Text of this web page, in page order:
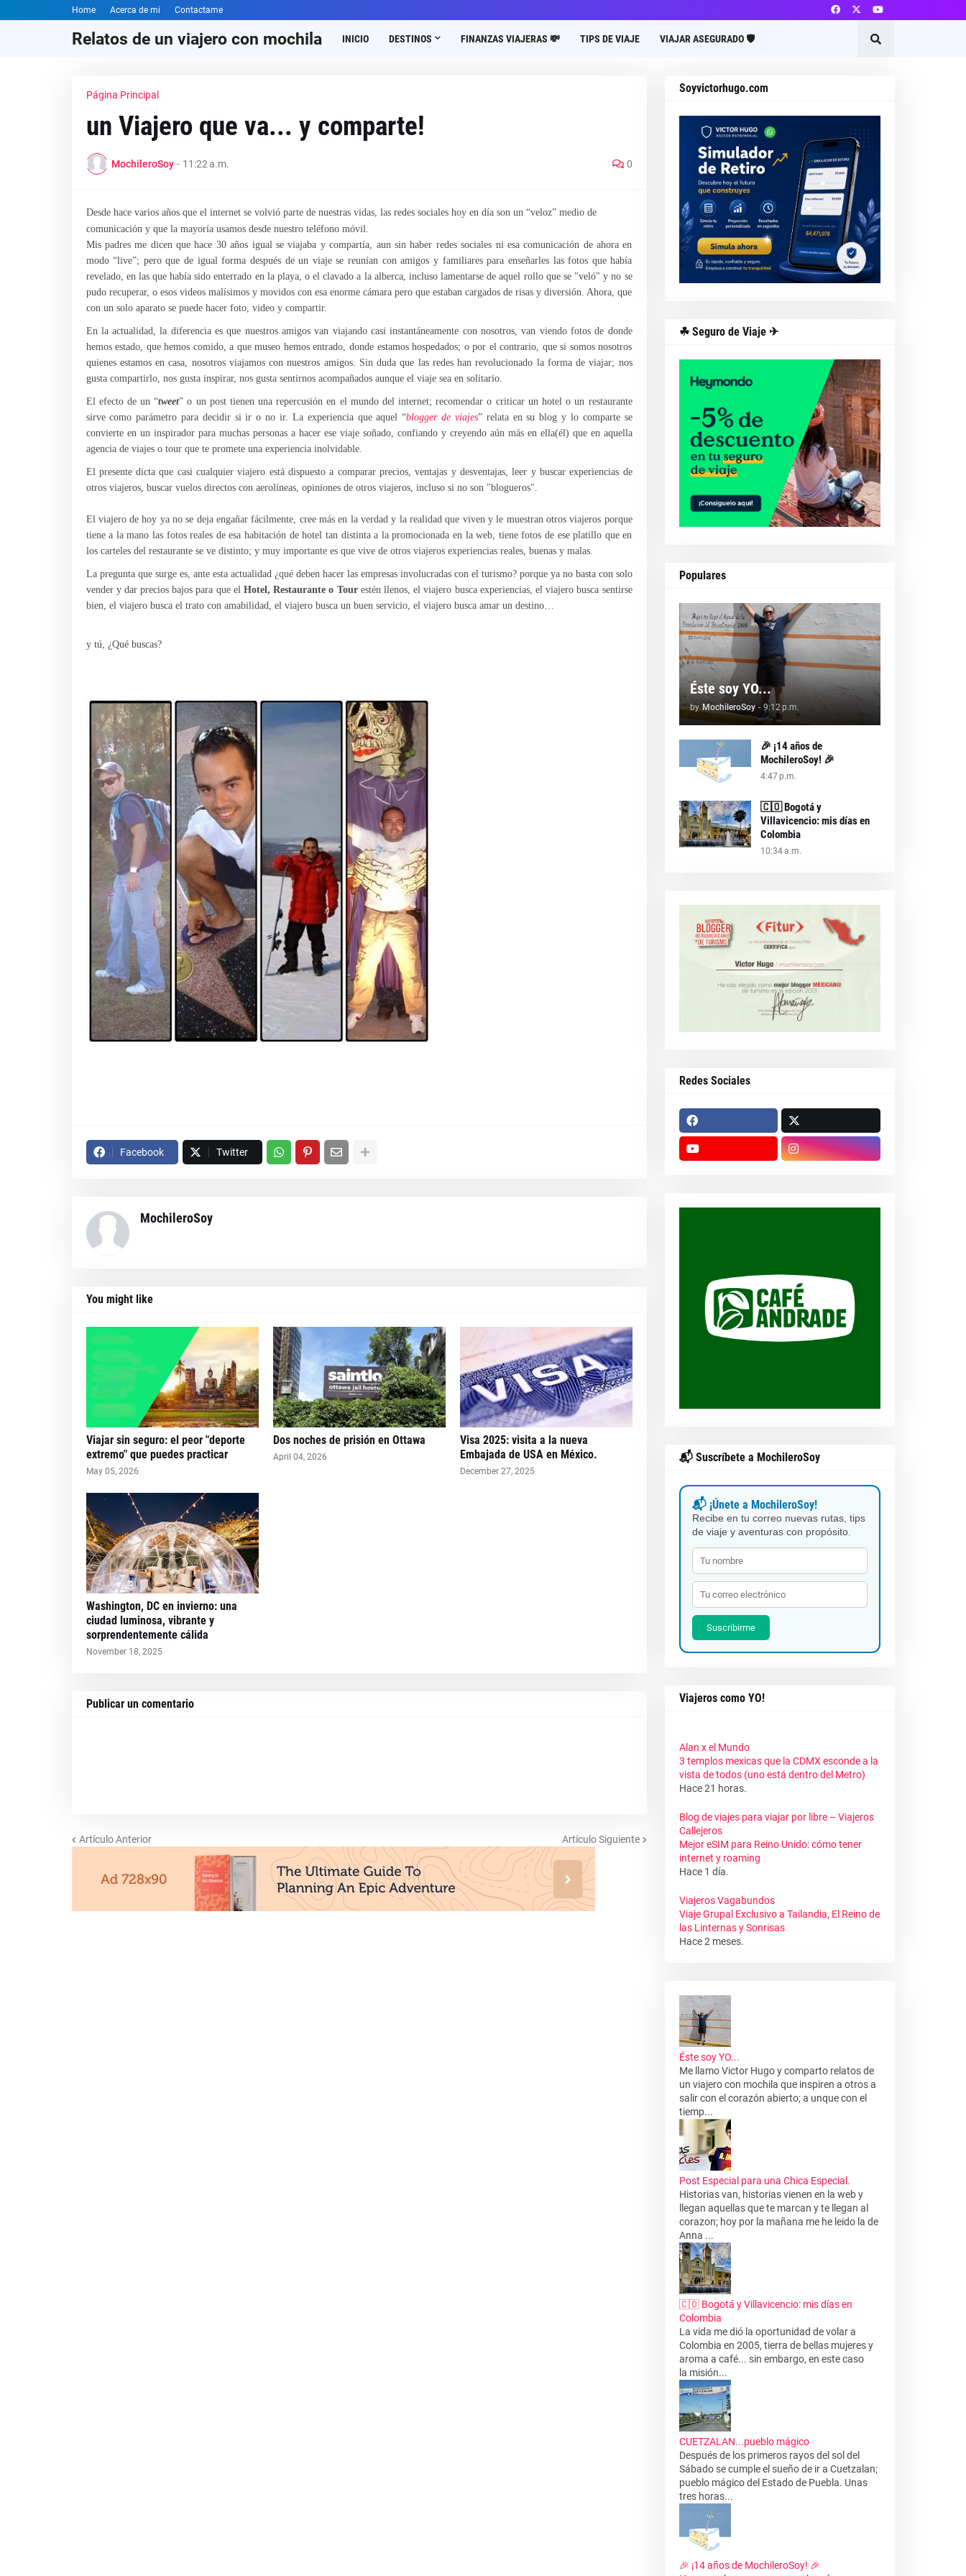
Home Acerca de mi Contactame
Relatos de un viajero con mochila INICIO DESTINOS FINANZAS VIAJERAS 💸 TIPS DE VIAJE VIAJAR ASEGURADO 🛡️
Página Principal
un Viajero que va... y comparte!
MochileroSoy - 11:22 a.m. 0
Desde hace varios años que el internet se volvió parte de nuestras vidas, las redes sociales hoy en día son un “veloz” medio de
comunicación y que la mayoría usamos desde nuestro teléfono móvil.
Mis padres me dicen que hace 30 años igual se viajaba y compartía, aun sin haber redes sociales ni esa comunicación de ahora en
modo “live”; pero que de igual forma después de un viaje se reunían con amigos y familiares para enseñarles las fotos que había
revelado, en las que había sido enterrado en la playa, o el clavado a la alberca, incluso lamentarse de aquel rollo que se "veló" y no se
pudo recuperar, o esos videos malísimos y movidos con esa enorme cámara pero que estaban cargados de risas y diversión. Ahora, que
con un solo aparato se puede hacer foto, video y compartir.
En la actualidad, la diferencia es que nuestros amigos van viajando casi instantáneamente con nosotros, van viendo fotos de donde
hemos estado, que hemos comido, a que museo hemos entrado, donde estamos hospedados; o por el contrario, que si somos nosotros
quienes estamos en casa, nosotros viajamos con nuestros amigos. Sin duda que las redes han revolucionado la forma de viajar; nos
gusta compartirlo, nos gusta inspirar, nos gusta sentirnos acompañados aunque el viaje sea en solitario.
El efecto de un “tweet” o un post tienen una repercusión en el mundo del internet; recomendar o criticar un hotel o un restaurante
sirve como parámetro para decidir si ir o no ir. La experiencia que aquel “blogger de viajes” relata en su blog y lo comparte se
convierte en un inspirador para muchas personas a hacer ese viaje soñado, confiando y creyendo aún más en ella(él) que en aquella
agencia de viajes o tour que te promete una experiencia inolvidable.
El presente dicta que casi cualquier viajero está dispuesto a comparar precios, ventajas y desventajas, leer y buscar experiencias de
otros viajeros, buscar vuelos directos con aerolíneas, opiniones de otros viajeros, incluso si no son "blogueros".
El viajero de hoy ya no se deja engañar fácilmente, cree más en la verdad y la realidad que viven y le muestran otros viajeros porque
tiene a la mano las fotos reales de esa habitación de hotel tan distinta a la promocionada en la web, tiene fotos de ese platillo que en
los carteles del restaurante se ve distinto; y muy importante es que vive de otros viajeros experiencias reales, buenas y malas.
La pregunta que surge es, ante esta actualidad ¿qué deben hacer las empresas involucradas con el turismo? porque ya no basta con solo
vender y dar precios bajos para que elHotel, Restaurante o Tourestén llenos, el viajero busca experiencias, el viajero busca sentirse
bien, el viajero busca el trato con amabilidad, el viajero busca un buen servicio, el viajero busca amar un destino…
y tú, ¿Qué buscas?
Facebook Twitter
MochileroSoy
You might like
Viajar sin seguro: el peor "deporte
extremo" que puedes practicar
May 05, 2026
Dos noches de prisión en Ottawa
April 04, 2026
Visa 2025: visita a la nueva
Embajada de USA en México.
December 27, 2025
Washington, DC en invierno: una
ciudad luminosa, vibrante y
sorprendentemente cálida
November 18, 2025
Publicar un comentario
Artículo Anterior Artículo Siguiente
Soyvictorhugo.com
☘ Seguro de Viaje ✈
Populares
Éste soy YO...
by MochileroSoy - 9:12 p.m.
🎉 ¡14 años de
MochileroSoy! 🎉
4:47 p.m.
🇨🇴 Bogotá y
Villavicencio: mis días en
Colombia
10:34 a.m.
Redes Sociales
📬 Suscríbete a MochileroSoy
📬 ¡Únete a MochileroSoy!
Recibe en tu correo nuevas rutas, tips
de viaje y aventuras con propósito.
Suscribirme
Viajeros como YO!
Alan x el Mundo
3 templos mexicas que la CDMX esconde a la
vista de todos (uno está dentro del Metro)
Hace 21 horas.
Blog de viajes para viajar por libre – Viajeros
Callejeros
Mejor eSIM para Reino Unido: cómo tener
internet y roaming
Hace 1 día.
Viajeros Vagabundos
Viaje Grupal Exclusivo a Tailandia, El Reino de
las Linternas y Sonrisas
Hace 2 meses.
Éste soy YO...
Me llamo Victor Hugo y comparto relatos de
un viajero con mochila que inspiren a otros a
salir con el corazón abierto; a unque con el
tiemp...
Post Especial para una Chica Especial.
Historias van, historias vienen en la web y
llegan aquellas que te marcan y te llegan al
corazon; hoy por la mañana me he leido la de
Anna ...
🇨🇴 Bogotá y Villavicencio: mis días en
Colombia
La vida me dió la oportunidad de volar a
Colombia en 2005, tierra de bellas mujeres y
aroma a café... sin embargo, en este caso
la misión...
CUETZALAN...pueblo mágico
Después de los primeros rayos del sol del
Sábado se cumple el sueño de ir a Cuetzalan;
pueblo mágico del Estado de Puebla. Unas
tres horas...
🎉 ¡14 años de MochileroSoy! 🎉